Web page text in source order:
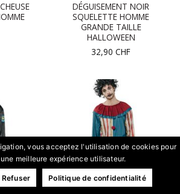
DÉGUISEMENT NOIR
SQUELETTE HOMME
GRANDE TAILLE
HALLOWEEN
32,90 CHF
vous acceptez l'utilisation de cookies pour
meilleure expérience utilisateur.
Refuser Politique de confidentialité